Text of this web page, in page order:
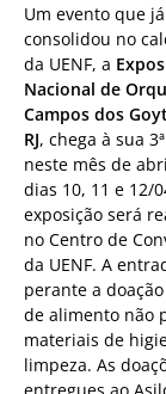
Um evento que
consolidou no
da UENF, a
Nacional de
Campos dos
RJ, chega à sua
neste mês de
dias 10, 11 e 12/
exposição será
no Centro de
da UENF. A
perante a
de alimento não
materiais de
limpeza. As
entregues ao